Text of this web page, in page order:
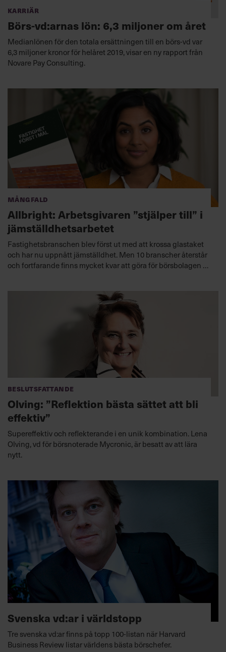
Karriär
Börs-vd:arnas lön: 6,3 miljoner om året
Medianlönen för den totala ersättningen till en börs-vd var
6,3 miljoner kronor för helåret 2019, visar en ny rapport från
Novare Pay Consulting.
Mångfald
Allbright: Arbetsgivaren ”stjälper till” i
jämställdhetsarbetet
Fastighetsbranschen blev först ut med att krossa glastaket
och har nu uppnått jämställdhet. Men 10 branscher återstår
och fortfarande finns mycket kvar att göra för börsbolagen –
säga”, säger Amanda Lundeteg, vd för stiftelsen Allbright,
som släpper sin årliga rapport idag.
Beslutsfattande
Olving: ”Reflektion bästa sättet att bli
effektiv”
Supereffektiv och reflekterande i en unik kombination. Lena
Olving, vd för börsnoterade Mycronic, är besatt av att lära
nytt.
Svenska vd:ar i världstopp
Tre svenska vd:ar finns på topp 100-listan när Harvard
Business Review listar världens bästa börschefer.